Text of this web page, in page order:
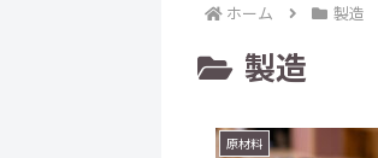
ホーム 製造
製造
原材料